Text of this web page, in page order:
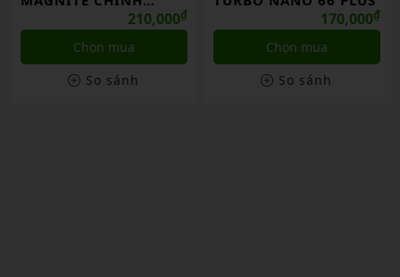
210,000₫
Chọn mua
So sánh
170,000₫
Chọn mua
So sánh